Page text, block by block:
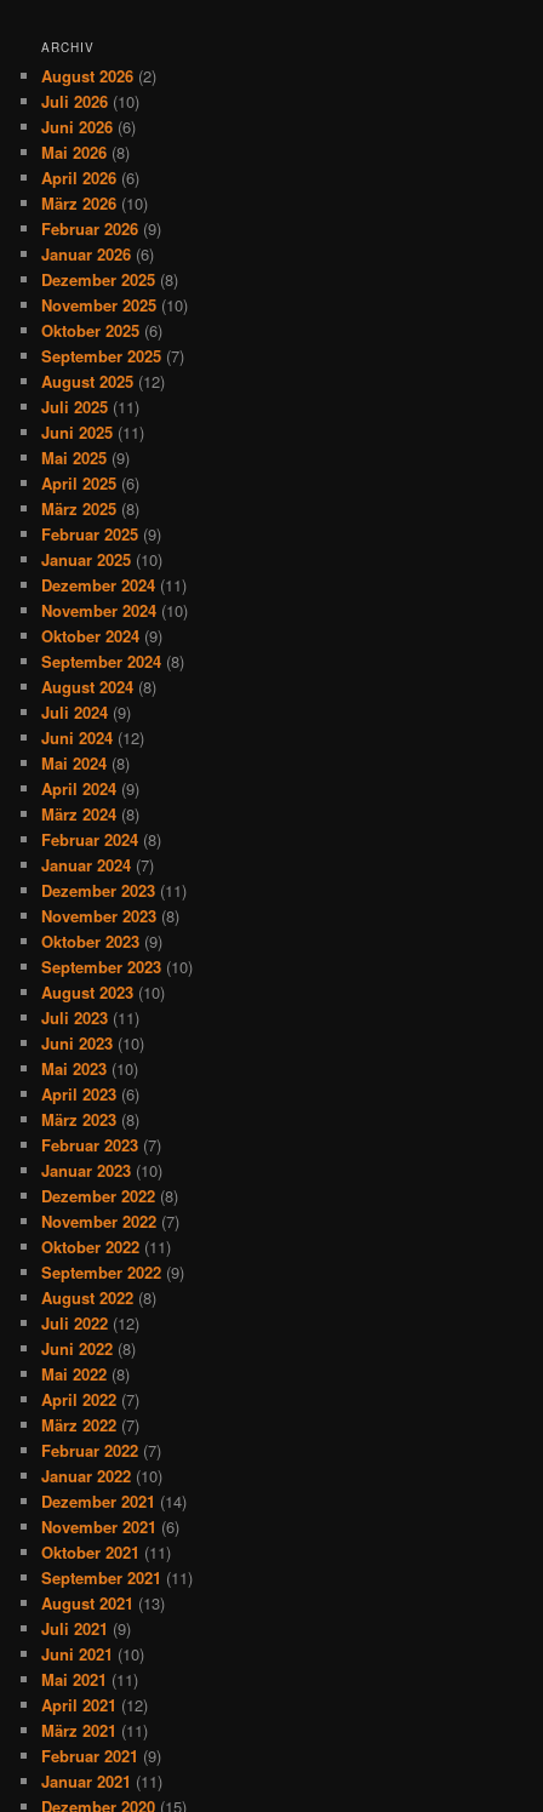
ARCHIV
August 2026 (2)
Juli 2026 (10)
Juni 2026 (6)
Mai 2026 (8)
April 2026 (6)
März 2026 (10)
Februar 2026 (9)
Januar 2026 (6)
Dezember 2025 (8)
November 2025 (10)
Oktober 2025 (6)
September 2025 (7)
August 2025 (12)
Juli 2025 (11)
Juni 2025 (11)
Mai 2025 (9)
April 2025 (6)
März 2025 (8)
Februar 2025 (9)
Januar 2025 (10)
Dezember 2024 (11)
November 2024 (10)
Oktober 2024 (9)
September 2024 (8)
August 2024 (8)
Juli 2024 (9)
Juni 2024 (12)
Mai 2024 (8)
April 2024 (9)
März 2024 (8)
Februar 2024 (8)
Januar 2024 (7)
Dezember 2023 (11)
November 2023 (8)
Oktober 2023 (9)
September 2023 (10)
August 2023 (10)
Juli 2023 (11)
Juni 2023 (10)
Mai 2023 (10)
April 2023 (6)
März 2023 (8)
Februar 2023 (7)
Januar 2023 (10)
Dezember 2022 (8)
November 2022 (7)
Oktober 2022 (11)
September 2022 (9)
August 2022 (8)
Juli 2022 (12)
Juni 2022 (8)
Mai 2022 (8)
April 2022 (7)
März 2022 (7)
Februar 2022 (7)
Januar 2022 (10)
Dezember 2021 (14)
November 2021 (6)
Oktober 2021 (11)
September 2021 (11)
August 2021 (13)
Juli 2021 (9)
Juni 2021 (10)
Mai 2021 (11)
April 2021 (12)
März 2021 (11)
Februar 2021 (9)
Januar 2021 (11)
Dezember 2020 (15)